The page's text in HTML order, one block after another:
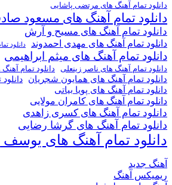
دانلود تمام آهنگ های مرتضی پاشایی
دانلود تمام آهنگ های مسعود
دانلود تمام آهنگ های مسیح و آرش
دانلود تمام آهنگ های مهدی احمدوند دانلود
دانلود تمام آهنگ های میثم ابراهیمی
دانلود تمام آهنگ های ناصر زینعلی دانلود تمام
دانلود تمام آهنگ های همایون شجریان
دانلود تمام آهنگ های پویا بیاتی
دانلود تمام آهنگ های کامران مولایی
دانلود تمام آهنگ های کسری زاهدی
دانلود تمام آهنگ های گرشا رضایی
دانلود تمام آهنگ های یوسف
آهنگ جدید
ریمیکس آهنگ